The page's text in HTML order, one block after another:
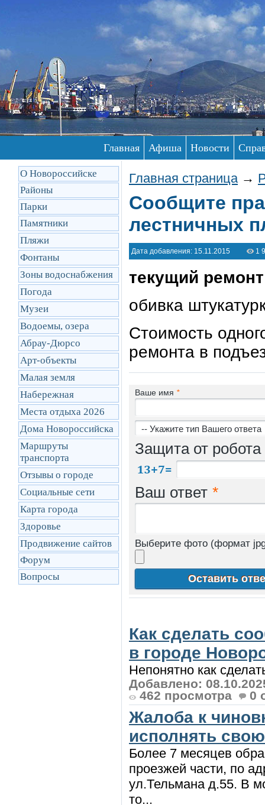
Главная Афиша Новости
О Новороссийске
Районы
Парки
Памятники
Пляжи
Фонтаны
Зоны водоснабжения
Погода
Музеи
Водоемы, озера
Абрау-Дюрсо
Арт-объекты
Малая земля
Набережная
Места отдыха 2026
Дома Новороссийска
Маршруты
транcпорта
Отзывы о городе
Социальные сети
Карта города
Здоровье
Продвижение сайтов
Форум
Вопросы
Главная страница →
Сообщите
лестничных
Дата добавления: 15.11.2015 1
текущий
обивка
Стоимость
ремонта в
Ваше имя *
Защита от робота
Ваш ответ *
Выберите фото (формат
Как сделать
в городе
Непонятно как
Добавлено:
462 просмотра
0
Жалоба к
исполнять
Более 7 месяцев
проезжей части, по
ул.Тельмана д.55. В
то...